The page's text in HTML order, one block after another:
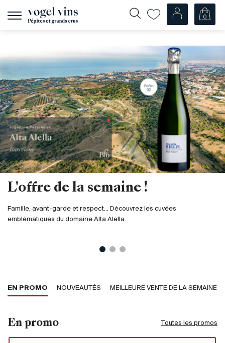
0
Afficher
Nos Vins
Champagnes
Vins blancs
Vins rosés
Vins rouges
Mousseux
Spiritueux
Divers
Suisse
Allemagne
Australie
L'offre de la semaine !
Famille, avant-garde et respect... Découvrez les cuvées
emblématiques du domaine Alta Alella.
EN PROMO NOUVEAUTÉS MEILLEURE VENTE DE LA SEMAINE
En promo Toutes les promos